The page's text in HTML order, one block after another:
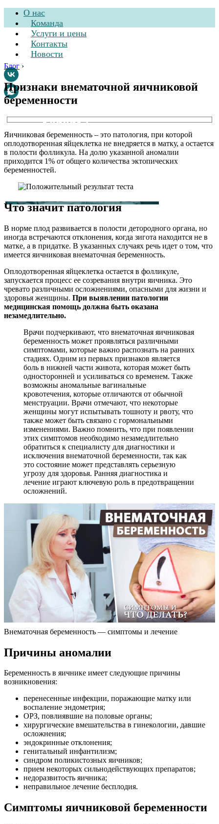
О нас
Команда
Услуги и цены
Контакты
Новости
Стоматологическая
клиника
Блог ›
Признаки внематочной яичниковой
беременности
Яичниковая беременность – это патология, при которой
оплодотворенная яйцеклетка не внедряется в матку, а остается
в полости фолликула. На долю указанной аномалии
приходится 1% от общего количества эктопических
беременностей.
Что значит патология
В норме плод развивается в полости детородного органа, но
иногда встречаются отклонения, когда зигота находится не в
матке, а в придатке. В указанных случаях речь идет о том, что
имеется яичниковая внематочная беременность.
Оплодотворенная яйцеклетка остается в фолликуле,
запускается процесс ее созревания внутри яичника. Это
чревато различными осложнениями, опасными для жизни и
здоровья женщины. При выявлении патологии
медицинская помощь должна быть оказана
незамедлительно.
Врачи подчеркивают, что внематочная яичниковая
беременность может проявляться различными
симптомами, которые важно распознать на ранних
стадиях. Одним из первых признаков является
боль в нижней части живота, которая может быть
односторонней и усиливаться со временем. Также
возможны аномальные вагинальные
кровотечения, которые отличаются от обычной
менструации. Врачи отмечают, что некоторые
женщины могут испытывать тошноту и рвоту, что
также может быть связано с гормональными
изменениями. Важно помнить, что при появлении
этих симптомов необходимо незамедлительно
обратиться к специалисту для диагностики и
исключения внематочной беременности, так как
это состояние может представлять серьезную
угрозу для здоровья. Ранняя диагностика и
лечение играют ключевую роль в предотвращении
осложнений.
Внематочная беременность — симптомы и лечение
Причины аномалии
Беременность в яичнике имеет следующие причины
возникновения:
перенесенные инфекции, поражающие матку или
воспаление эндометрия;
ОРЗ, повлиявшие на половые органы;
хирургические вмешательства в гинекологии, давшие
осложнения;
эндокринные отклонения;
генитальный инфантилизм;
синдром поликистозных яичников;
прием некоторых сильнодействующих препаратов;
недоразвитость яичника;
неправильное лечение бесплодия.
Симптомы яичниковой беременности